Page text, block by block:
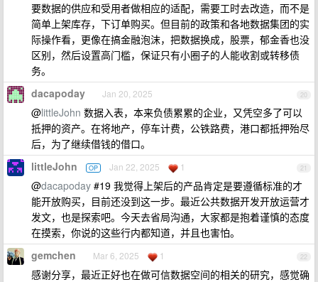
要数据的供应和受用者做相应的适配，需要工时去改造，而不是
简单上架库存，下订单购买。但目前的政策和各地数据集团的实
际操作看，更像在搞金融泡沫，把数据换成，股票，郁金香也没
区别，然后设置高门槛，保证只有小圈子的人能收割或转移债
务。
20
dacapoday Jan 20, 2025
@littleJohn 数据入表，本来负债累累的企业，又凭空多了可以
抵押的资产。在将地产，停车计费，公铁路费，港口都抵押殆尽
后，为了继续借钱的借口。
21
littleJohn OP Jan 22, 2025 1
@dacapoday #19 我觉得上架后的产品肯定是要遵循标准的才
能开放购买，目前还没到这一步。最近公共数据开发开放运营才
发文，也是探索吧。今天去省局沟通，大家都是抱着谨慎的态度
在摸索，你说的这些行内都知道，并且也害怕。
22
gemchen Mar 6, 2025 1
感谢分享，最近正好也在做可信数据空间的相关的研究，感觉确